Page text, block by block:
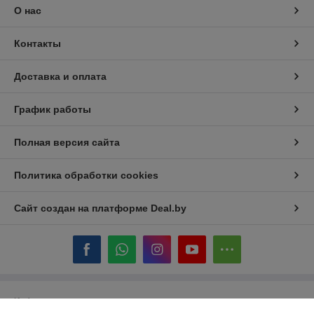
О нас
Контакты
Доставка и оплата
График работы
Полная версия сайта
Политика обработки cookies
Сайт создан на платформе Deal.by
Информация для покупателя